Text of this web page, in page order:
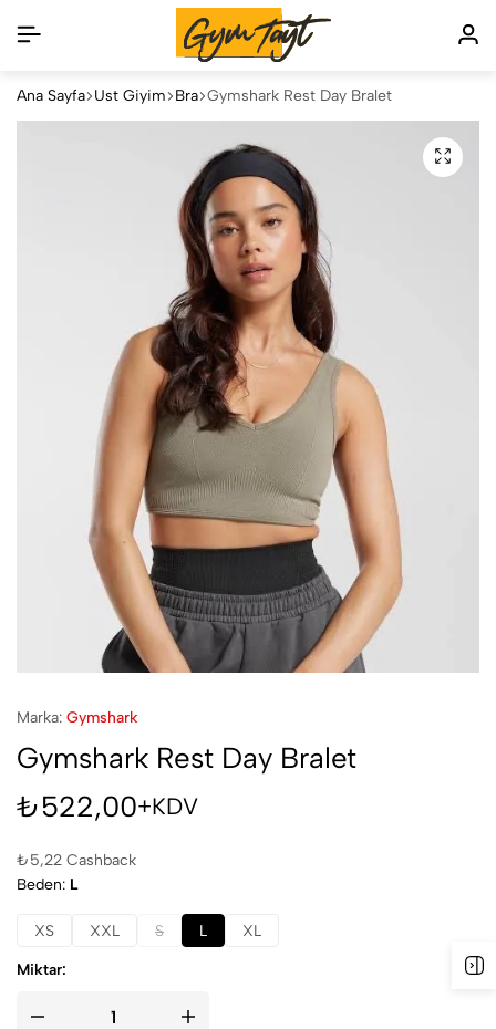
Ana Sayfa Üst Giyim Bra Gymshark Rest Day Bralet
Marka: Gymshark
Gymshark Rest Day Bralet
₺522,00+KDV
₺5,22 Cashback
Beden L
XS XXL S L XL
Miktar: